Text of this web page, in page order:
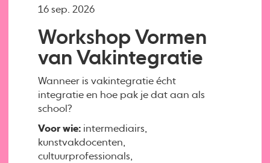
Workshop Vormen
van Vakintegratie
Wanneer is vakintegratie écht
integratie en hoe pak je dat aan als
school?
Voor wie: intermediairs,
kunstvakdocenten,
cultuurprofessionals,
16 sep. 2026